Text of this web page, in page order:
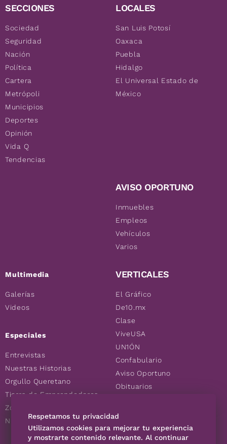
SECCIONES
Sociedad
Seguridad
Nación
Política
Cartera
Metrópoli
Municipios
Deportes
Opinión
Vida Q
Tendencias
Multimedia
Galerías
Videos
Especiales
Entrevistas
Nuestras Historias
Orgullo Queretano
Tierra de Emprendedores
Zoociales
Nuevos Queretanos
LOCALES
San Luis Potosí
Oaxaca
Puebla
Hidalgo
El Universal Estado de
México
AVISO OPORTUNO
Inmuebles
Empleos
Vehículos
Varios
VERTICALES
El Gráfico
De10.mx
Clase
ViveUSA
UN1ÓN
Confabulario
Aviso Oportuno
Obituarios
Consultas
Respetamos tu privacidad
Utilizamos cookies para mejorar tu experiencia
y mostrarte contenido relevante. Al continuar